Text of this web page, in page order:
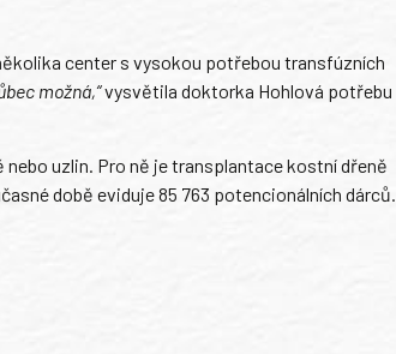
center s vysokou potřebou transfúzních
možná,“vysvětila doktorka Hohlová potřebu
uzlin. Pro ně je transplantace kostní dřeně
době eviduje 85 763 potencionálních dárců.